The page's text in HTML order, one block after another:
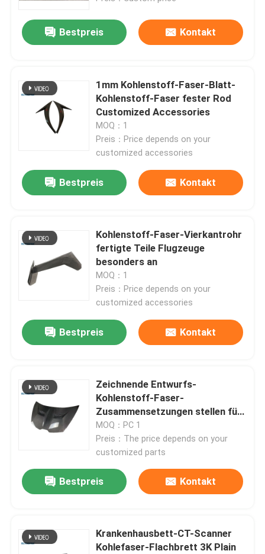
Bestpreis Kontakt
1mm Kohlenstoff-Faser-Blatt-
Kohlenstoff-Faser fester Rod
Customized Accessories
MOQ：1
Preis：Price depends on your
customized accessories
Bestpreis Kontakt
Kohlenstoff-Faser-Vierkantrohr
fertigte Teile Flugzeuge
besonders an
MOQ：1
Preis：Price depends on your
customized accessories
Bestpreis Kontakt
Zeichnende Entwurfs-
Kohlenstoff-Faser-
Zusammensetzungen stellen für
mobile medizinische Geräte her
MOQ：PC 1
Preis：The price depends on your
customized parts
Bestpreis Kontakt
Krankenhausbett-CT-Scanner
Kohlefaser-Flachbrett 3K Plain